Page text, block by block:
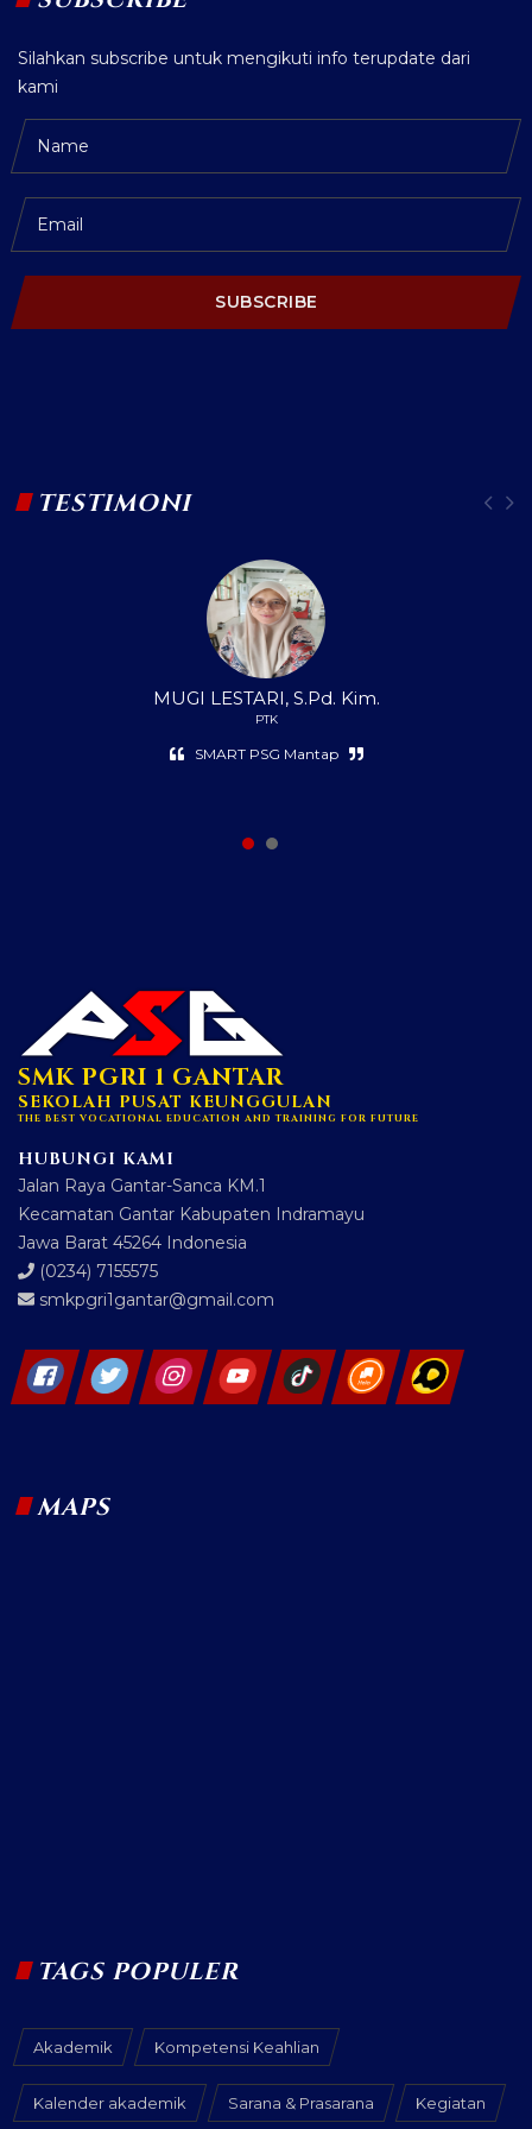
Silahkan subscribe untuk mengikuti info terupdate dari
kami
SUBSCRIBE
TESTIMONI
MUGI LESTARI, S.Pd. Kim.
PTK
PSG DARAH BIRU makin mantap Jaya selalu PSG
SMK PGRI 1 GANTAR
SEKOLAH PUSAT KEUNGGULAN
THE BEST VOCATIONAL EDUCATION AND TRAINING FOR FUTURE
HUBUNGI KAMI
Jalan Raya Gantar-Sanca KM.1
Kecamatan Gantar Kabupaten Indramayu
Jawa Barat 45264 Indonesia
(0234) 7155575
smkpgri1gantar@gmail.com
MAPS
TAGS POPULER
Akademik Kompetensi Keahlian
Kalender akademik Sarana & Prasarana Kegiatan